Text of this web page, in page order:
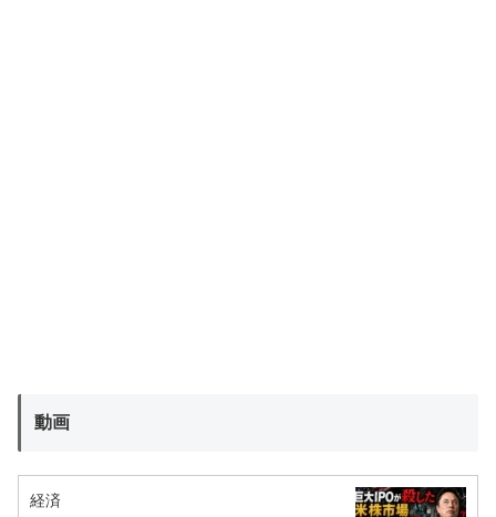
動画
経済